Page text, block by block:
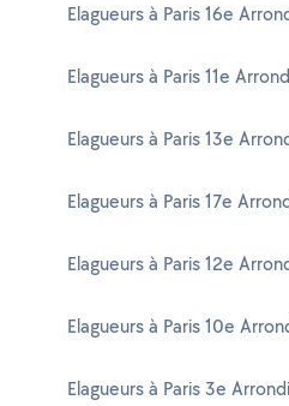
Elagueurs à Paris 16e
Elagueurs à Paris 11e
Elagueurs à Paris 13e
Elagueurs à Paris 17e
Elagueurs à Paris 12e
Elagueurs à Paris 10e
Elagueurs à Paris 3e